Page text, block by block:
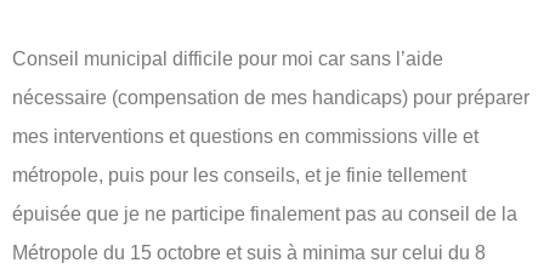
Conseil municipal difficile pour moi car sans l’aide
nécessaire (compensation de mes handicaps) pour préparer
mes interventions et questions en commissions ville et
métropole, puis pour les conseils, et je finie tellement
épuisée que je ne participe finalement pas au conseil de la
Métropole du 15 octobre et suis à minima sur celui du 8